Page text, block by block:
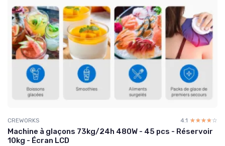
CREWORKS 4.1 ☆☆☆☆☆
★★★★★
Machine à glaçons 73kg/24h 480W - 45 pcs - Réservoir
10kg - Écran LCD